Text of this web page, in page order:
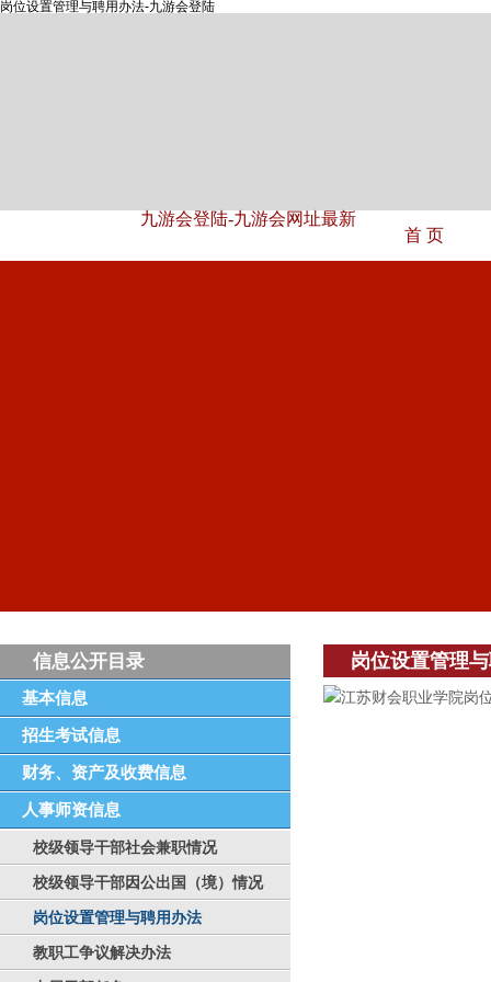
岗位设置管理与聘用办法-九游会登陆
九游会登陆-九游会网址最新
首 页
信息公开目录
基本信息
招生考试信息
财务、资产及收费信息
人事师资信息
校级领导干部社会兼职情况
校级领导干部因公出国（境）情况
岗位设置管理与聘用办法
教职工争议解决办法
岗位设置管理
江苏财会职业学院岗